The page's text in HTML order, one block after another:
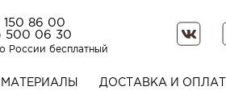
86 00
500 06 30
России бесплатный
МАТЕРИАЛЫ ДОСТАВКА И